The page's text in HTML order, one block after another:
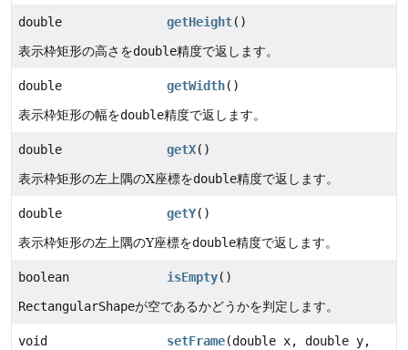
double getHeight()
表示枠矩形の高さをdouble精度で返します。
double getWidth()
表示枠矩形の幅をdouble精度で返します。
double getX()
表示枠矩形の左上隅のX座標をdouble精度で返します。
double getY()
表示枠矩形の左上隅のY座標をdouble精度で返します。
boolean isEmpty()
RectangularShapeが空であるかどうかを判定します。
void setFrame(double x, double y,